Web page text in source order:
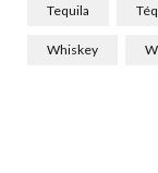
Tequila
Whiskey